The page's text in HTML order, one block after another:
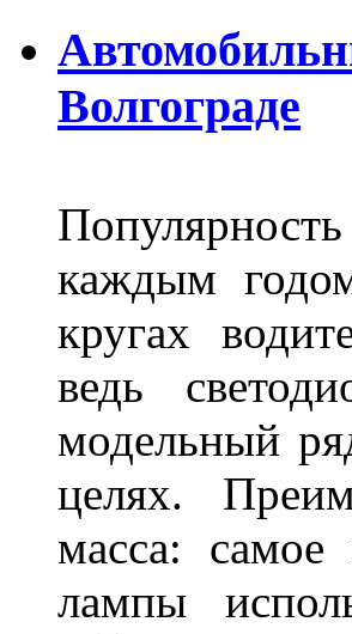
Волгограде
каждым
кругах
ведь
модельный
целях.
масса: самое
лампы